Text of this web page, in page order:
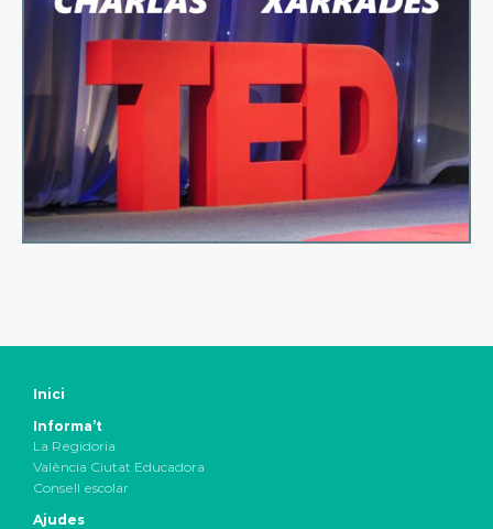
Inici
Informa’t
La Regidoria
València Ciutat Educadora
Consell escolar
Ajudes